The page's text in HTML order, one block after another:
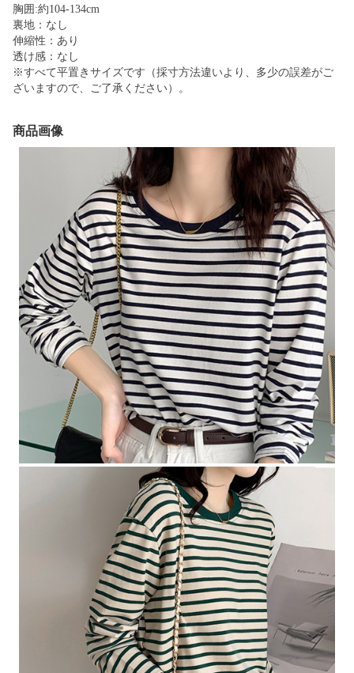
胸囲:約104-134cm
裏地：なし
伸縮性：あり
透け感：なし
※すべて平置きサイズです（採寸方法違いより、多少の誤差がご
ざいますので、ご了承ください）。
商品画像